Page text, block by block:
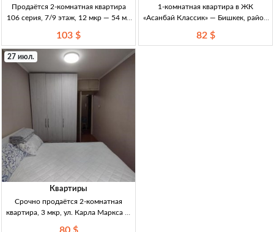
Продаётся 2-комнатная квартира
106 серия, 7/9 этаж, 12 мкр — 54 м²,
106серия, 7/9эт, евроремонт,
54м²+лодж., центр.отопл., мебель/
техника, рядом инфраструк
103 $
1-комнатная квартира в ЖК
«Асанбай Классик» — Бишкек, район
ЖК «Асанбай Классик». 12-эт дом,
82 $
27 июл.
Квартиры
Срочно продаётся 2-комнатная
квартира, 3 мкр, ул. Карла Маркса —